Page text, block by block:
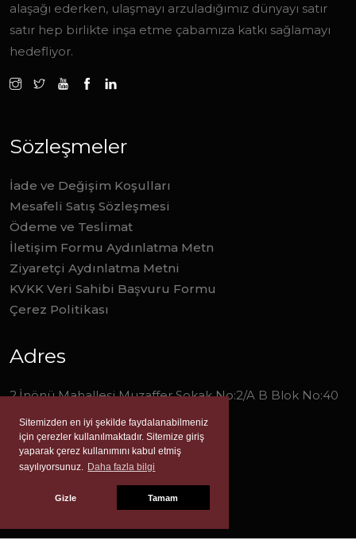
Sitemizden en iyi şekilde faydalanabilmeniz
için çerezler kullanılmaktadır. Sitemize giriş
yaparak çerez kullanımını kabul etmiş
sayılıyorsunuz. Daha fazla bilgi
Gizle Tamam
alaşağı ederken, ulaşmayı arzuladığımız dünyayı satır
satır hep birlikte inşa etme çabamıza katkı sağlamayı
hedefliyor.
Sözleşmeler
İade ve Değişim Koşulları
Mesafeli Satış Sözleşmesi
Ödeme ve Teslimat
İletişim Formu Aydınlatma Metn
Ziyaretçi Aydınlatma Metni
KVKK Veri Sahibi Başvuru Formu
Çerez Politikası
Adres
2.İnönü Mahallesi Muzaffer Sokak No:2/A B Blok No:40
Narlıdere/İzmir
0 (232) 277 0 278
info@liverayayinevi.com